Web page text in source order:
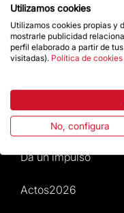
Atención al Visitante
Normativa y
Noticias y
Agenda
Da un impulso
Actos2026
Utilizamos cookies
Utilizamos cookies propias y
mostrarle publicidad
perfil elaborado a partir de
visitadas). Política de cookies
No, configura